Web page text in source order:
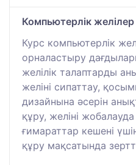
Компьютерлік
Курс компьютерлік
орналастыру
желілік талаптарды
желіні сипаттау,
дизайнына әсерін
құру, желіні
ғимараттар кешені
құру мақсатында